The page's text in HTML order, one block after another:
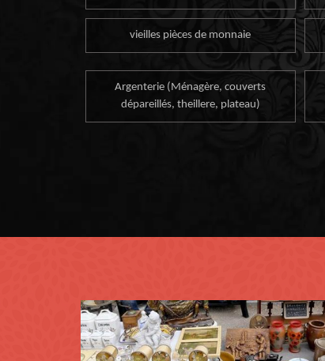
vieilles pièces de monnaie
Argenterie (Ménagère, couverts
dépareillés, theillere, plateau)